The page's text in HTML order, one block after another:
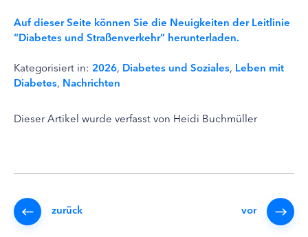
Auf dieser Seite können Sie die Neuigkeiten der Leitlinie
“Diabetes und Straßenverkehr” herunterladen.
Kategorisiert in: 2026, Diabetes und Soziales, Leben mit
Diabetes, Nachrichten
Dieser Artikel wurde verfasst von Heidi Buchmüller
zurück vor